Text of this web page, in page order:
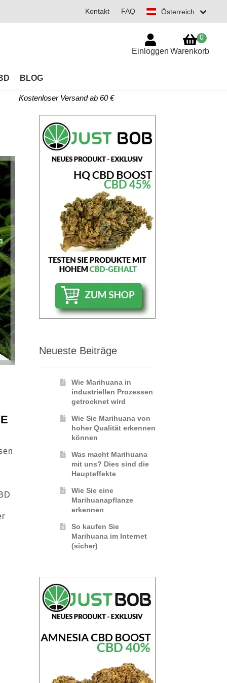
Österreich
Kontakt FAQ
BLOG
Einloggen Warenkorb
0
Kostenloser Versand ab 60 €
Neueste Beiträge
Wie Marihuana in
industriellen Prozessen
getrocknet wird
Wie Sie Marihuana von
hoher Qualität erkennen
können
Was macht Marihuana
mit uns? Dies sind die
Haupteffekte
Wie Sie eine
Marihuanapflanze
erkennen
So kaufen Sie
Marihuana im Internet
(sicher)